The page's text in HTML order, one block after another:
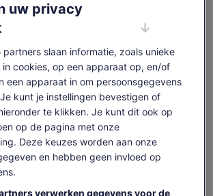
toeslagen
Tickets weergeven
deze pagina is mogelijk geproduceerd
tekst bekijken (Engelstalig)
over deze vertalingen gevenOpent
een
nieuwe
tab
en niet
van Tasmaanse kazen, dips, crackers
uw privacy
partners slaan informatie, zoals unieke
cookies, op een apparaat op, en/of
een apparaat in om persoonsgegevens
kunt je instellingen bevestigen of
te klikken. Je kunt dit ook op
op de pagina met onze
Deze keuzes worden aan onze
en hebben geen invloed op
verwerken gegevens voor de